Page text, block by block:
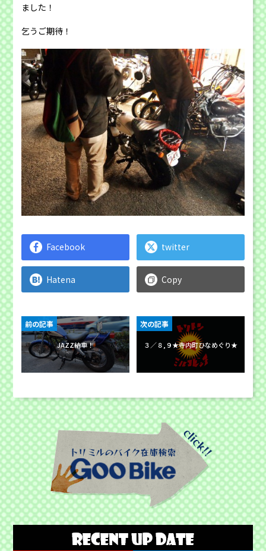
ました！
乞うご期待！
Facebook twitter
Hatena Copy
JAZZ納車！
前の記事
３／８,９★寺内町ひなめぐり★
次の記事